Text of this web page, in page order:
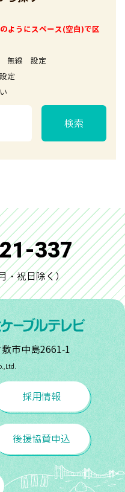
ようにスペース(空白)で区
無線 設定
検索
337
・祝日除く）
市中島2661-1
採用情報
後援協賛申込